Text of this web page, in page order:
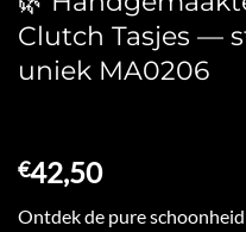
Clutch Tasjes —
uniek MA0206
€42,50
Ontdek de pure